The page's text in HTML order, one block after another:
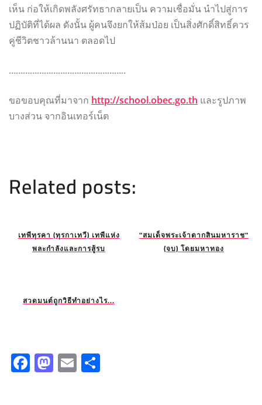
เห็น ก่อให้เกิดพลังศรัทธากลายเป็น ความเชื่อมั่น นำไปสู่การ
ปฏิบัติที่ได้ผล ดังนั้น ผู้คนจึงยกให้ส้มป่อย เป็นสิ่งศักดิ์สิทธิ์ควร
คู่ชีวิตชาวล้านนา ตลอดไป
…………………………………………..
ขอขอบคุณที่มาจาก http://school.obec.go.th และรูปภาพ
บางส่วน จากอินเทอร์เน็ต
Related posts:
เทพีทุรคา (ทุรกาเทวี) เทพีแห่ง
พละกำลังและการสู้รบ
"สมเด็จพระเจ้าตากสินมหาราช"
(จบ) โดยมหาทอง
สวดมนต์ถูกวิธีทำอย่างไร...
F M E